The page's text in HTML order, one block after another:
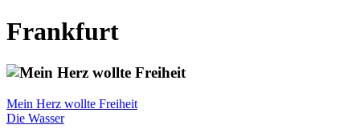
Frankfurt
Mein Herz wollte Freiheit
Die Wasser